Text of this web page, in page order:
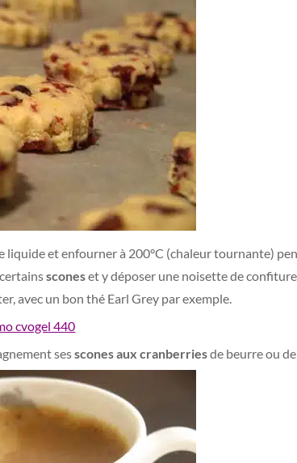
liquide et enfourner à 200°C (chaleur tournante)
sconeset y déposer une noisette de
avec un bon thé Earl Grey par exemple.
sesscones aux cranberriesde beurre ou